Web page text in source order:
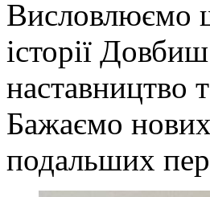
Висловлюємо
історії
наставництво
Бажаємо
подальших